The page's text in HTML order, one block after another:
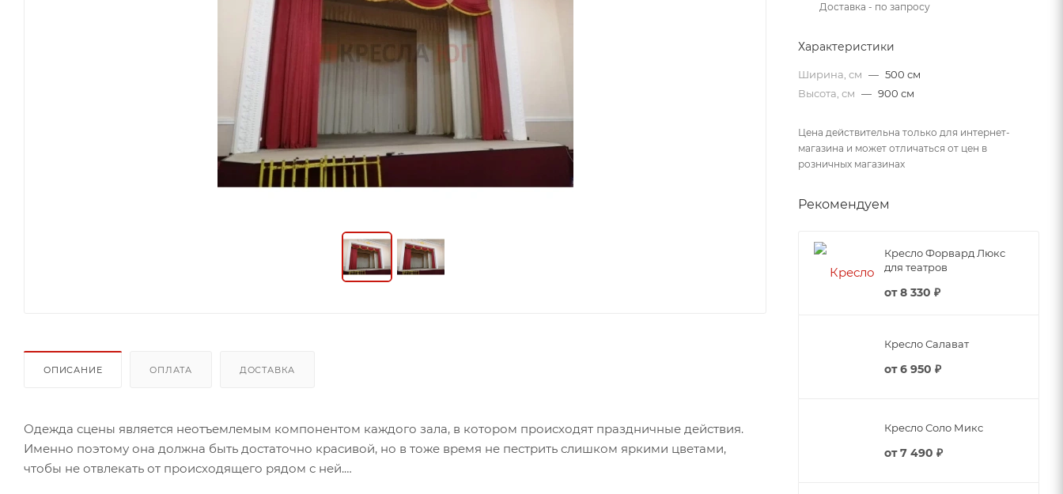
ОПИСАНИЕ ОПЛАТА ДОСТАВКА
Одежда сцены является неотъемлемым компонентом каждого зала, в котором происходят праздничные действия.
Именно поэтому она должна быть достаточно красивой, но в тоже время не пестрить слишком яркими цветами,
чтобы не отвлекать от происходящего рядом с ней.
Доставка - по запросу
Характеристики
Ширина, см — 500 см
Высота, см — 900 см
Цена действительна только для интернет-
магазина и может отличаться от цен в
розничных магазинах
Рекомендуем
Кресло Форвард Люкс
для театров
от8 330 ₽
Кресло Салават
от6 950 ₽
Кресло Соло Микс
от7 490 ₽